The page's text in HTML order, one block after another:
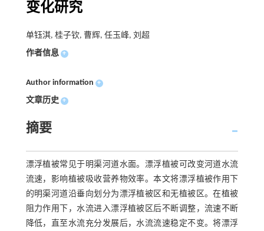
变化研究
单钰淇, 桂子钦, 曹辉, 任玉峰, 刘超
作者信息 +
Author information +
文章历史 +
摘要
漂浮植被常见于明渠河道水面。漂浮植被可改变河道水流
流速，影响植被吸收营养物效率。本文将漂浮植被作用下
的明渠河道沿垂向划分为漂浮植被区和无植被区。在植被
阻力作用下，水流进入漂浮植被区后不断调整，流速不断
降低，直至水流充分发展后，水流流速稳定不变。将漂浮